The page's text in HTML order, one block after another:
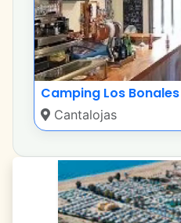
Camping Los Bonales
Cantalojas